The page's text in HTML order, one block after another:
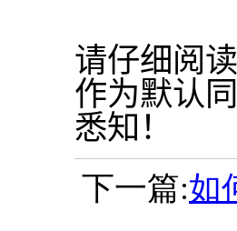
请仔细阅
作为默认
悉知！
下一篇:如